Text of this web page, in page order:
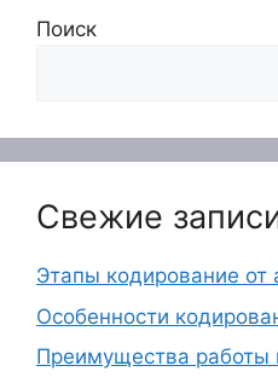
Поиск
Свежие
Этапы кодирование от
Особенности
Преимущества работы